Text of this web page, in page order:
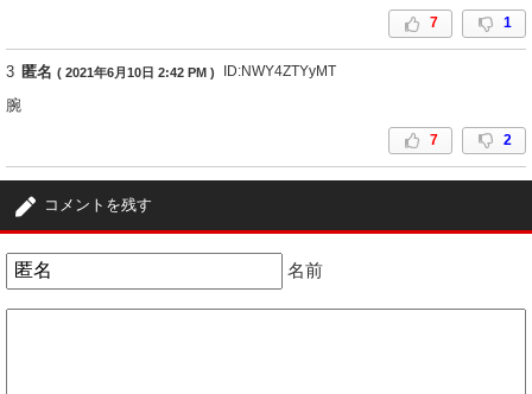
7 1
3 匿名 ( 2021年6月10日 2:42 PM ) ID:NWY4ZTYyMT
腕
7 2
眉毛 山の位置変ですよ いつも
5 匿名 ( 2021年6月10日 7:54 PM ) ID:OTQyNThmNT
コメントを残す
名前